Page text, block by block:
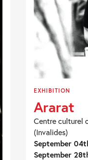
EXHIBITION
Ararat
Centre culturel
(Invalides)
September
September